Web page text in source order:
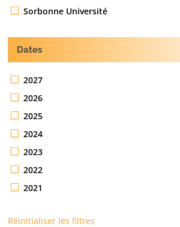
Sorbonne Université
Dates
2027
2026
2025
2024
2023
2022
2021
Réinitialiser les filtres